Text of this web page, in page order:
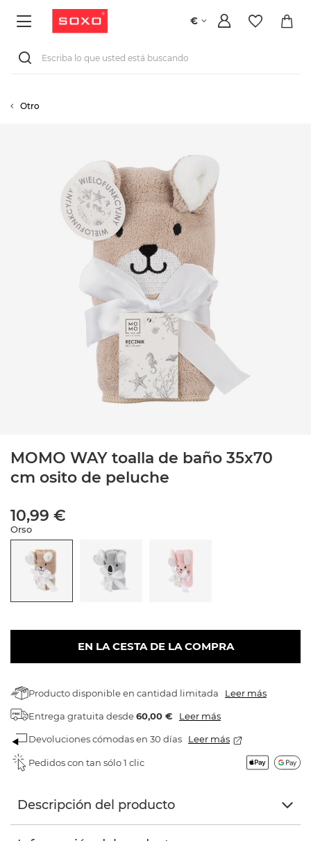
€
Otro
MOMO WAY toalla de baño 35x70
cm osito de peluche
10,99 €
Orso
EN LA CESTA DE LA COMPRA
Producto disponible en cantidad limitada Leer más
Entrega gratuita desde60,00 € Leer más
Devoluciones cómodas en 30 días Leer más
Pedidos con tan sólo 1 clic
Descripción del producto